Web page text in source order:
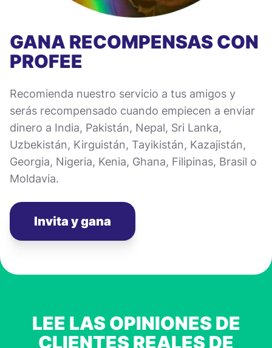
GANA RECOMPENSAS CON
PROFEE
Recomienda nuestro servicio a tus amigos y
serás recompensado cuando empiecen a enviar
dinero a India, Pakistán, Nepal, Sri Lanka,
Uzbekistán, Kirguistán, Tayikistán, Kazajistán,
Georgia, Nigeria, Kenia, Ghana, Filipinas, Brasil o
Moldavia.
Invita y gana
LEE LAS OPINIONES DE
CLIENTES REALES DE